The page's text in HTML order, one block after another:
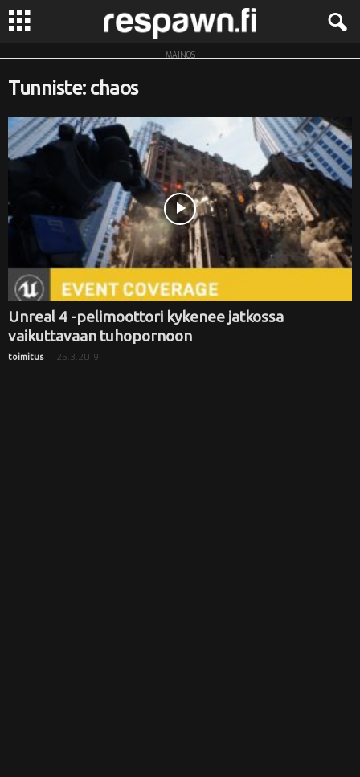
R
MAINOS
Tunniste: chaos
Unreal 4 -pelimoottori kykenee jatkossa
vaikuttavaan tuhopornoon
toimitus - 25.3.2019